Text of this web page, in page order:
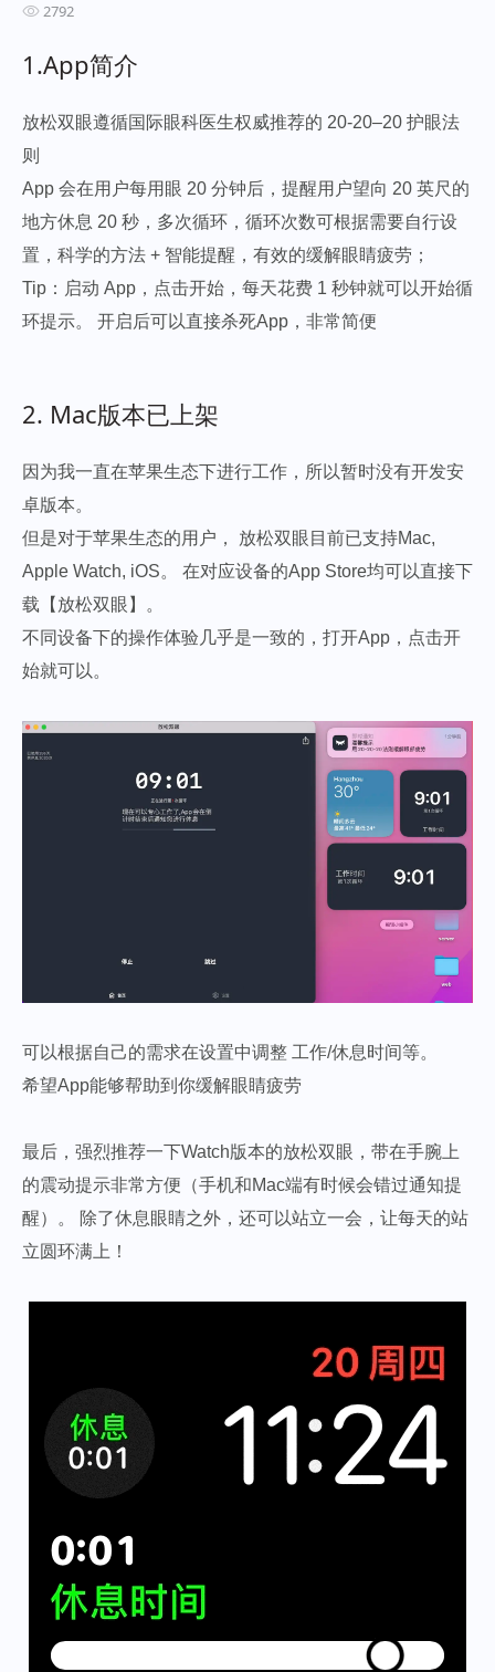
2792
1.App简介
放松双眼遵循国际眼科医生权威推荐的 20-20–20 护眼法
则
App 会在用户每用眼 20 分钟后，提醒用户望向 20 英尺的
地方休息 20 秒，多次循环，循环次数可根据需要自行设
置，科学的方法 + 智能提醒，有效的缓解眼睛疲劳；
Tip：启动 App，点击开始，每天花费 1 秒钟就可以开始循
环提示。 开启后可以直接杀死App，非常简便
2. Mac版本已上架
因为我一直在苹果生态下进行工作，所以暂时没有开发安
卓版本。
但是对于苹果生态的用户， 放松双眼目前已支持Mac,
Apple Watch, iOS。 在对应设备的App Store均可以直接下
载【放松双眼】。
不同设备下的操作体验几乎是一致的，打开App，点击开
始就可以。
可以根据自己的需求在设置中调整 工作/休息时间等。
希望App能够帮助到你缓解眼睛疲劳
最后，强烈推荐一下Watch版本的放松双眼，带在手腕上
的震动提示非常方便（手机和Mac端有时候会错过通知提
醒）。 除了休息眼睛之外，还可以站立一会，让每天的站
立圆环满上！